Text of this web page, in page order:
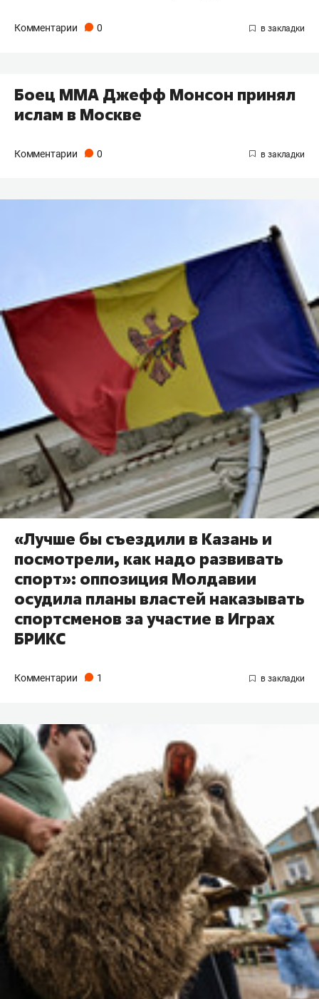
Комментарии 0
Боец ММА Джефф Монсон принял
ислам в Москве
Комментарии 0
«Лучше бы съездили в Казань и
посмотрели, как надо развивать
спорт»: оппозиция Молдавии
осудила планы властей наказывать
спортсменов за участие в Играх
БРИКС
Комментарии 1